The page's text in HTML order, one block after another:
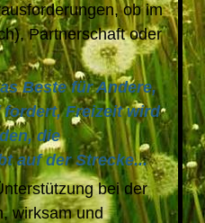
ob im
Partnerschaft oder
Beste für Andere,
Freizeit wird
die
auf der Strecke...
bei der
wirksam und